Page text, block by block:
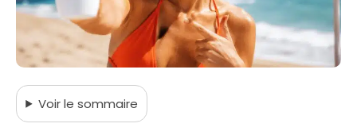
Voirle sommaire